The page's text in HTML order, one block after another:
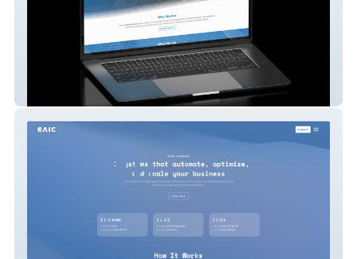
Remote Support